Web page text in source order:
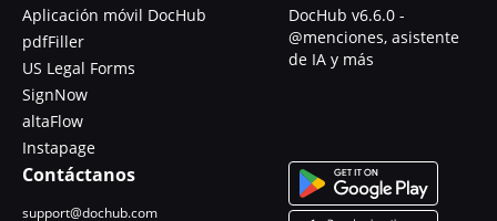
Aplicación móvil DocHub
pdfFiller
US Legal Forms
SignNow
altaFlow
Instapage
DocHub v6.6.0 -
@menciones, asistente
de IA y más
Contáctanos
support@dochub.com